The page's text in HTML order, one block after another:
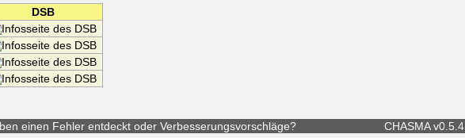
DSB
einen Fehler entdeckt oder Verbesserungsvorschläge? CHASMA v0.5.4